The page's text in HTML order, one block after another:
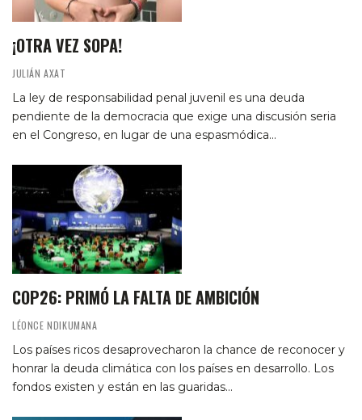
¡OTRA VEZ SOPA!
JULIÁN AXAT
La ley de responsabilidad penal juvenil es una deuda
pendiente de la democracia que exige una discusión seria
en el Congreso, en lugar de una espasmódica…
COP26: PRIMÓ LA FALTA DE AMBICIÓN
LÉONCE NDIKUMANA
Los países ricos desaprovecharon la chance de reconocer y
honrar la deuda climática con los países en desarrollo. Los
fondos existen y están en las guaridas…